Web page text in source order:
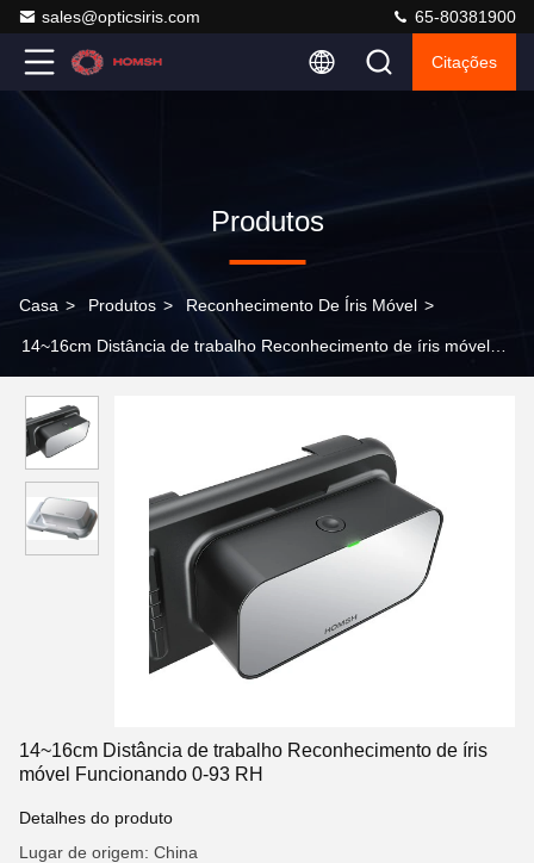
sales@opticsiris.com 65-80381900
Citações
Produtos
Casa > Produtos > Reconhecimento De Íris Móvel >
14~16cm Distância de trabalho Reconhecimento de íris móvel
14~16cm Distância de trabalho Reconhecimento de íris
móvel Funcionando 0-93 RH
Detalhes do produto
Lugar de origem: China